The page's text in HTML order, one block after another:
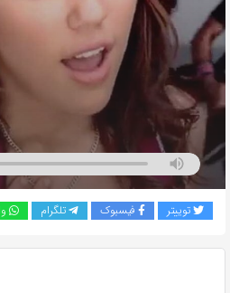
اشتراک
بگذارید.
کپی
لینک
توییتر فیسبوک تلگرام